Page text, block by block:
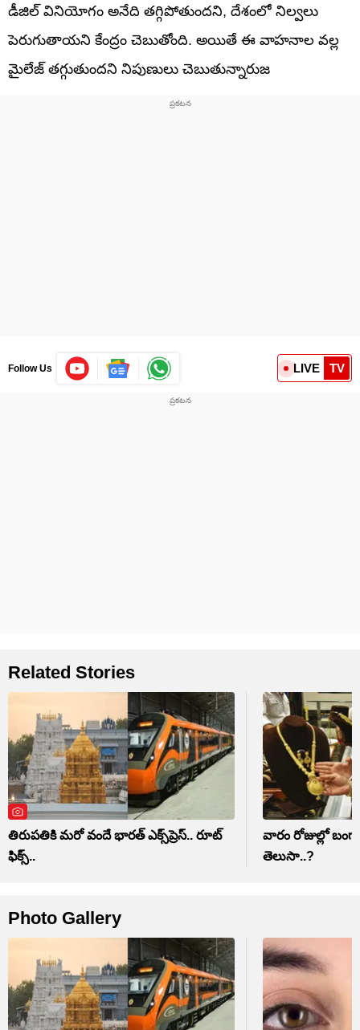
డీజిల్ వినియోగం అనేది తగ్గిపోతుందని, దేశంలో నిల్వలు
పెరుగుతాయని కేంద్రం చెబుతోంది. అయితే ఈ వాహనాల వల్ల
మైలేజ్ తగ్గుతుందని నిపుణులు చెబుతున్నారుజ
Follow Us LIVE TV
Related Stories
తిరుపతికి మరో వందే భారత్ ఎక్స్‌ప్రెస్.. రూట్
ఫిక్స్..
వారం రోజుల్లో
తెలుసా..?
Photo Gallery